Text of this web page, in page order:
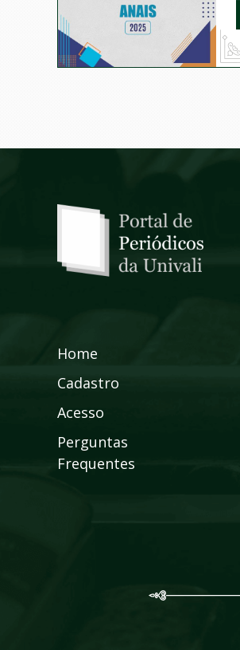
Home
Cadastro
Acesso
Perguntas
Frequentes